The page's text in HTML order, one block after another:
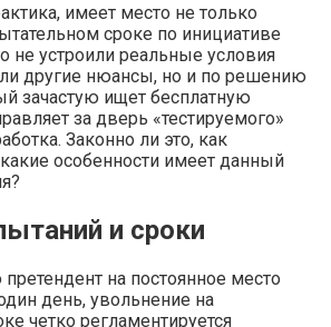
имеет место не только
сроке по инициативе
не устроили реальные условия
другие нюансы, но и по решению
зачастую ищет бесплатную
за дверь «тестируемого»
Законно ли это, как
особенности имеет данный
и сроки
претендент на постоянное место
день, увольнение на
четко регламентируется